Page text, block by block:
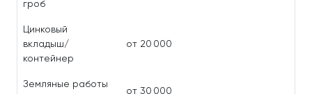
гроб
Цинковый
вкладыш/
контейнер
от 20 000
Земляные работы
от 30 000